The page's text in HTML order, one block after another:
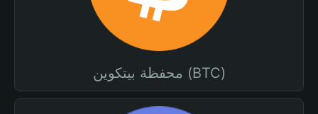
محفظة بيتكوين (BTC)